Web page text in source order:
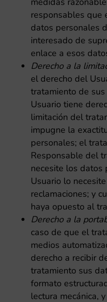
responsables que
datos personales
interesado de
enlace a esos
Derecho a la
el derecho del
tratamiento de
Usuario tiene
limitación del
impugne la
personales; el
Responsable del
necesite los datos
Usuario lo
reclamaciones; y
haya opuesto al
Derecho a la
caso de que el
medios
derecho a recibir
tratamiento sus
formato
lectura mecánica,